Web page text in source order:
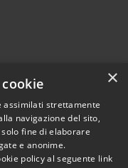
© 2026 • Comune di
×
assimilati strettamente
navigazione del sito,
fine di elaborare
e anonime.
policy al seguente link